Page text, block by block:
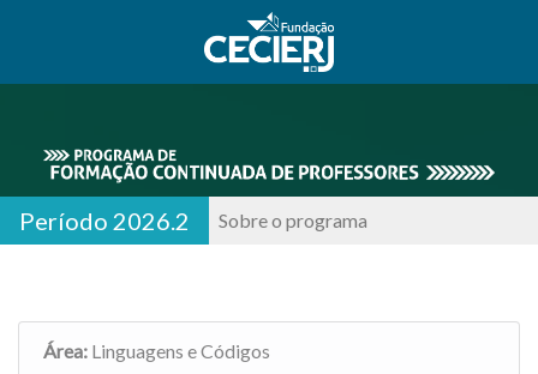
Período 2026.2 Sobre o programa
Área: Linguagens e Códigos